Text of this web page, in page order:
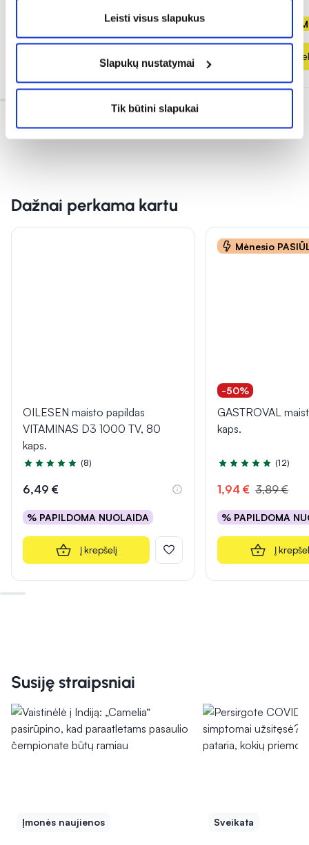
Leisti visus slapukus
Slapukų nustatymai
Tik būtini slapukai
Antra prekė - NEMOKAMAI!
Į krepšelį
Antra prekė -
Į
Dažnai perkama kartu
OILESEN maisto papildas
VITAMINAS D3 1000 TV, 80
kaps.
Įvertinimas 5.0 iš 5
(8)
6,49 €
% PAPILDOMA NUOLAIDA
Į krepšelį
Mėnesio
-50%
GASTROVAL
kaps.
Įvertinimas 4.8 iš 5
(12)
1,94 € 3,89 €
% PAPILDOMA
Į
Susiję straipsniai
Įmonės naujienos Sveikata